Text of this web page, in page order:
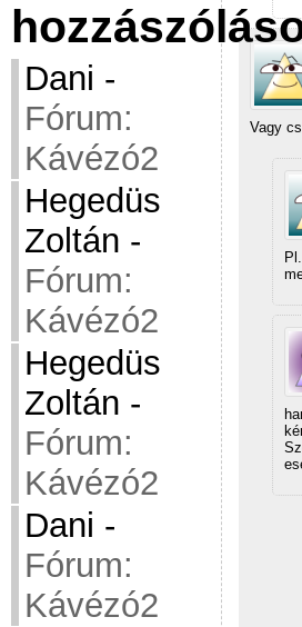
Dani -
Fórum:
Kávézó2
Hegedüs
Zoltán -
Fórum:
Kávézó2
Hegedüs
Zoltán -
Fórum:
Kávézó2
Dani -
Fórum:
Kávézó2
Vagy